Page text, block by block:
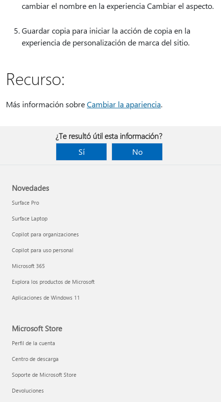
cambiar el nombre en la experiencia Cambiar el aspecto.
Guardar copia para iniciar la acción de copia en la
experiencia de personalización de marca del sitio.
Recurso:
Más información sobreCambiar la apariencia.
¿Te resultó útil esta información?
Sí
No
Novedades
Surface Pro
Surface Laptop
Copilot para organizaciones
Copilot para uso personal
Microsoft 365
Explora los productos de Microsoft
Aplicaciones de Windows 11
Microsoft Store
Perfil de la cuenta
Centro de descarga
Soporte de Microsoft Store
Devoluciones